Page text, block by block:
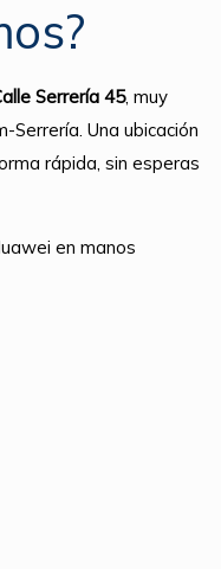
Serrería 45, muy
Una ubicación
rápida, sin esperas
en manos